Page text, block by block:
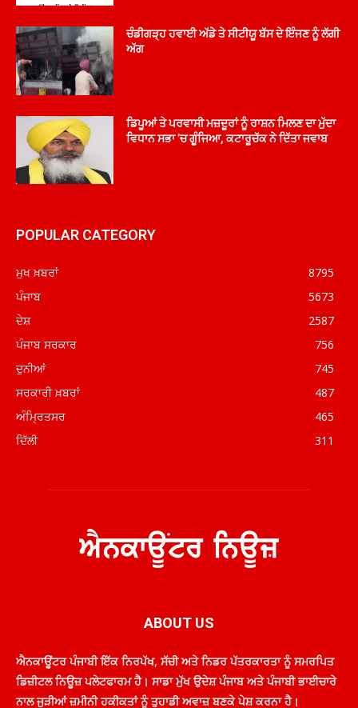
ਚੰਡੀਗੜ੍ਹ ਹਵਾਈ ਅੱਡੇ ਤੇ ਸੀਟੀਯੂ ਬੱਸ ਦੇ ਇੰਜਣ ਨੂੰ ਲੱਗੀ
ਅੱਗ
ਡਿਪੂਆਂ ਤੇ ਪਰਵਾਸੀ ਮਜ਼ਦੂਰਾਂ ਨੂੰ ਰਾਸ਼ਨ ਮਿਲਣ ਦਾ ਮੁੱਦਾ
ਵਿਧਾਨ ਸਭਾ ’ਚ ਗੂੰਜਿਆ, ਕਟਾਰੂਚੱਕ ਨੇ ਦਿੱਤਾ ਜਵਾਬ
POPULAR CATEGORY
ਮੁਖ ਖ਼ਬਰਾਂ
8795
ਪੰਜਾਬ
5673
ਦੇਸ਼
2587
ਪੰਜਾਬ ਸਰਕਾਰ
756
ਦੁਨੀਆਂ
745
ਸਰਕਾਰੀ ਖ਼ਬਰਾਂ
487
ਅੰਮ੍ਰਿਤਸਰ
465
ਦਿੱਲੀ
311
ABOUT US
ਐਨਕਾਊਂਟਰ ਪੰਜਾਬੀ ਇੱਕ ਨਿਰਪੱਖ, ਸੱਚੀ ਅਤੇ ਨਿਡਰ ਪੱਤਰਕਾਰਤਾ ਨੂੰ ਸਮਰਪਿਤ
ਡਿਜ਼ੀਟਲ ਨਿਊਜ਼ ਪਲੇਟਫਾਰਮ ਹੈ। ਸਾਡਾ ਮੁੱਖ ਉਦੇਸ਼ ਪੰਜਾਬ ਅਤੇ ਪੰਜਾਬੀ ਭਾਈਚਾਰੇ
ਨਾਲ ਜੁੜੀਆਂ ਜ਼ਮੀਨੀ ਹਕੀਕਤਾਂ ਨੂੰ ਤੁਹਾਡੀ ਅਵਾਜ਼ ਬਣਕੇ ਪੇਸ਼ ਕਰਨਾ ਹੈ।